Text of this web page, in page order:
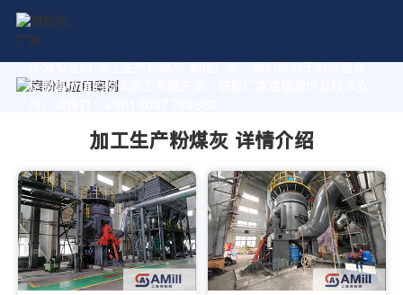
作为专业的 加工生产粉煤灰 制造厂家，我们致力于为您量身
定制高价值的粉体加工系统方案。获取厂家直销报价及技术支
加工生产粉煤灰 详情介绍